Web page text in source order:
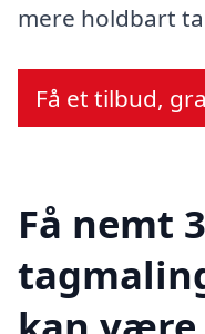
mere holdbart
Få et tilbud,
Få nemt